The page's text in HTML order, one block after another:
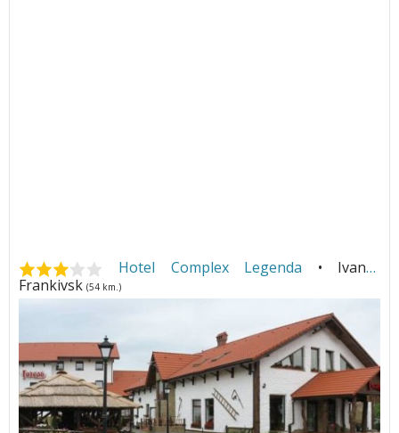
Hotel Complex Legenda
• Ivano-
Frankivsk (54 km.)